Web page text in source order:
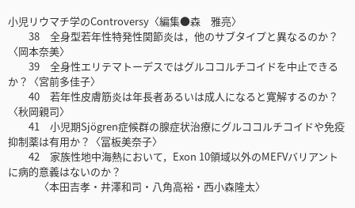
小児リウマチ学のControversy〈編集●森 雅亮〉
38 全身型若年性特発性関節炎は，他のサブタイプと異なるのか？
〈岡本奈美〉
39 全身性エリテマトーデスではグルココルチコイドを中止できる
か？〈宮前多佳子〉
40 若年性皮膚筋炎は年長者あるいは成人になると寛解するのか？
〈秋岡親司〉
41 小児期Sjögren症候群の腺症状治療にグルココルチコイドや免疫
抑制薬は有用か？〈冨板美奈子〉
42 家族性地中海熱において，Exon 10領域以外のMEFVバリアント
に病的意義はないのか？
〈本田吉孝・井澤和司・八角高裕・西小森隆太〉